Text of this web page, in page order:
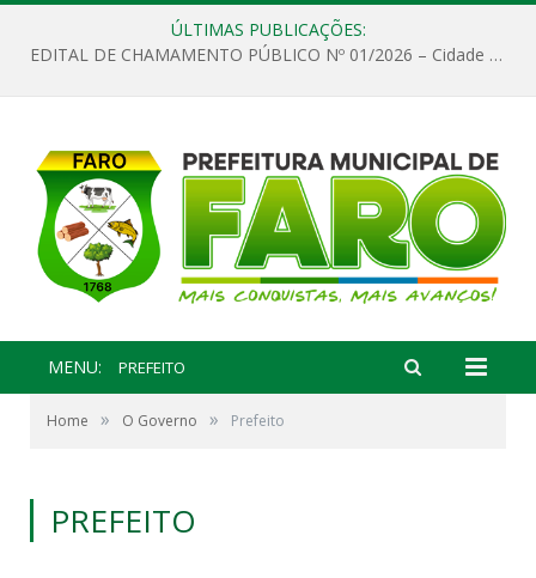
ÚLTIMAS PUBLICAÇÕES:
EDITAL DE CHAMAMENTO PÚBLICO Nº 01/2026 – Cidade de Faro
MENU: PREFEITO
Home » O Governo » Prefeito
PREFEITO